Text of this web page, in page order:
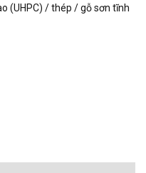
(UHPC) / thép / gỗ sơn tĩnh